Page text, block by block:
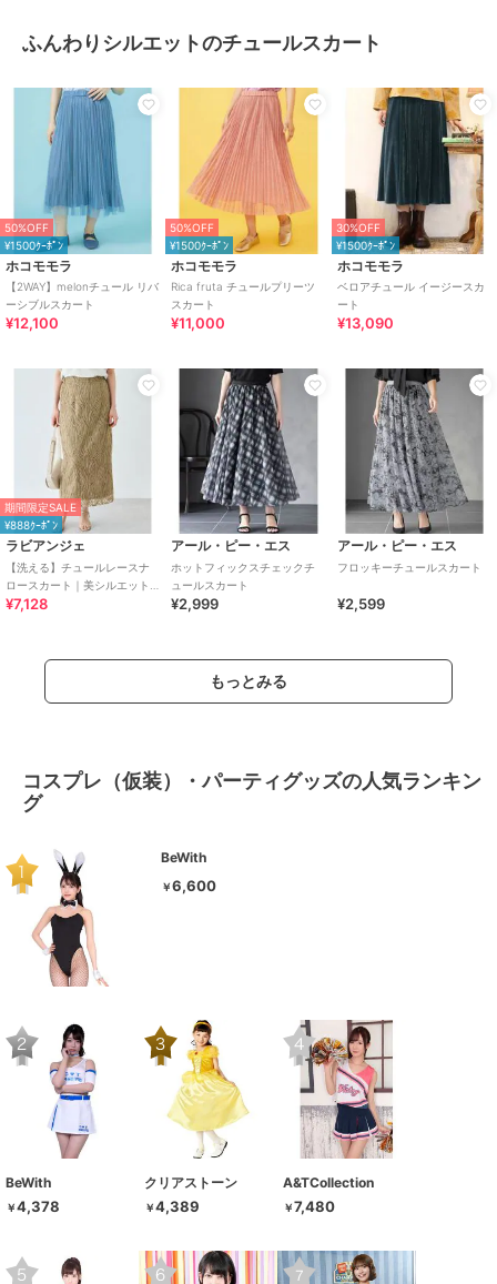
ふんわりシルエットのチュールスカート
50%OFF
¥1500ｸｰﾎﾟﾝ
ホコモモラ
【2WAY】melonチュール リバ
ーシブルスカート
¥12,100
50%OFF
¥1500ｸｰﾎﾟﾝ
ホコモモラ
Rica fruta チュールプリーツ
スカート
¥11,000
30%OFF
¥1500ｸｰﾎﾟﾝ
ホコモモラ
ベロアチュール イージースカ
ート
¥13,090
期間限定SALE
¥888ｸｰﾎﾟﾝ
ラビアンジェ
【洗える】チュールレースナ
ロースカート｜美シルエット/
レーススカート / セットアップ
¥7,128
アール・ピー・エス
ホットフィックスチェックチ
ュールスカート
¥2,999
アール・ピー・エス
フロッキーチュールスカート
¥2,599
もっとみる
コスプレ（仮装）・パーティグッズの人気ランキン
グ
BeWith
￥6,600
BeWith
￥4,378
クリアストーン
￥4,389
A&TCollection
￥7,480